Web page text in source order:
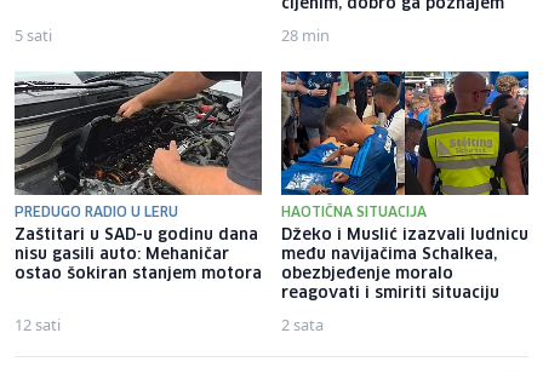
5 sati
cijenim, dobro ga poznajem
28 min
PREDUGO RADIO U LERU
Zaštitari u SAD-u godinu dana
nisu gasili auto: Mehaničar
ostao šokiran stanjem motora
12 sati
HAOTIČNA SITUACIJA
Džeko i Muslić izazvali ludnicu
među navijačima Schalkea,
obezbjeđenje moralo
reagovati i smiriti situaciju
2 sata